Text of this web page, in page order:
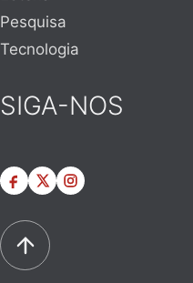
Pesquisa
Tecnologia
SIGA-NOS